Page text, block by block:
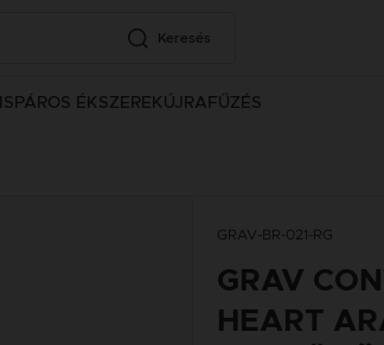
Keresés
PÁROS ÉKSZEREK ÚJRAFŰZÉS
GRAV-BR-021-RG
GRAV
HEART